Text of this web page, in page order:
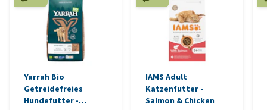
Yarrah Bio
Getreidefreies
Hundefutter -
IAMS Adult
Katzenfutter -
Salmon & Chicken